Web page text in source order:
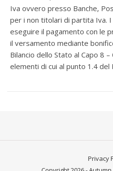
Iva ovvero presso Banche,
per i non titolari di partita Iva.
eseguire il pagamento con le
il versamento mediante
Bilancio dello Stato al Capo 8
elementi di cui al punto 1.4
Privacy